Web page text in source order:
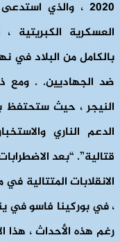
2020 ، والذي
العسكرية
بالكامل من البلاد في
ضد الجهاديين. . ومع
النيجر ، حيث ستحتفظ
الدعم الناري
قتالية”. “بعد
، في بوركينا فاسو في
رغم هذه الأحداث ،